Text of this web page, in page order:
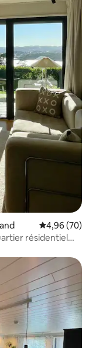
Évaluation
4,96 (70)
résidentiel